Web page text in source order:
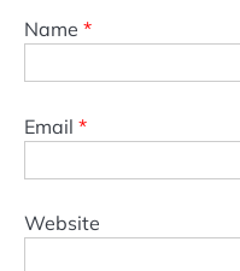
Name *
Email *
Website